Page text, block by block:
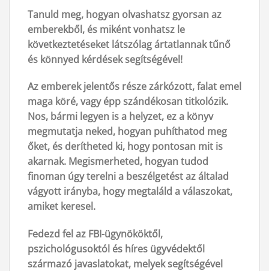
Tanuld meg, hogyan olvashatsz gyorsan az
emberekből, és miként vonhatsz le
következtetéseket látszólag ártatlannak tűnő
és könnyed kérdések segítségével!
Az emberek jelentős része zárkózott, falat emel
maga köré, vagy épp szándékosan titkolózik.
Nos, bármi legyen is a helyzet, ez a könyv
megmutatja neked, hogyan puhíthatod meg
őket, és derítheted ki, hogy pontosan mit is
akarnak. Megismerheted, hogyan tudod
finoman úgy terelni a beszélgetést az általad
vágyott irányba, hogy megtaláld a válaszokat,
amiket keresel.
Fedezd fel az FBI-ügynököktől,
pszichológusoktól és híres ügyvédektől
származó javaslatokat, melyek segítségével